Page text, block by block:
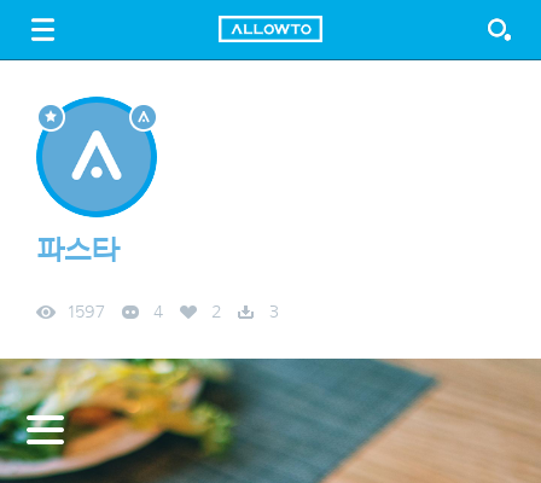
FREE DOWNLOAD
파스타
1597 4 2 3